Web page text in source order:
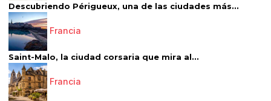
Descubriendo Périgueux, una de las ciudades más...
Francia
Saint-Malo, la ciudad corsaria que mira al...
Francia